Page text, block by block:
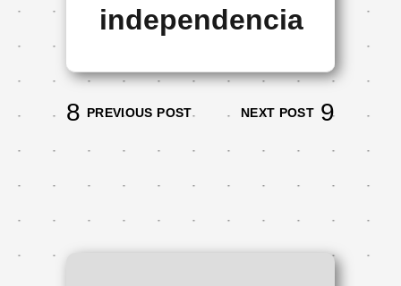
independencia
PREVIOUS POST NEXT POST